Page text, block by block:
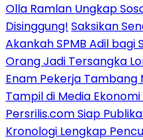
Olla Ramlan Ungkap
Disinggung! Saksikan
Akankah SPMB Adil bagi
Orang Jadi Tersangka
Enam Pekerja Tambang
Tampil di Media
Persrilis.com Siap
Kronologi Lengkap